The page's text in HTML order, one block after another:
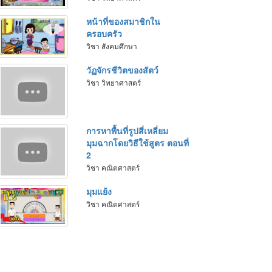
หน้าที่ของสมาชิกใน
ครอบครัว
วิชา สังคมศึกษา
วัฏจักรชีวิตของสัตว์
วิชา วิทยาศาสตร์
การหาพื้นที่รูปสี่เหลี่ยม
มุมฉากโดยวิธีใช้สูตร ตอนที่
2
วิชา คณิตศาสตร์
มุมแย้ง
วิชา คณิตศาสตร์